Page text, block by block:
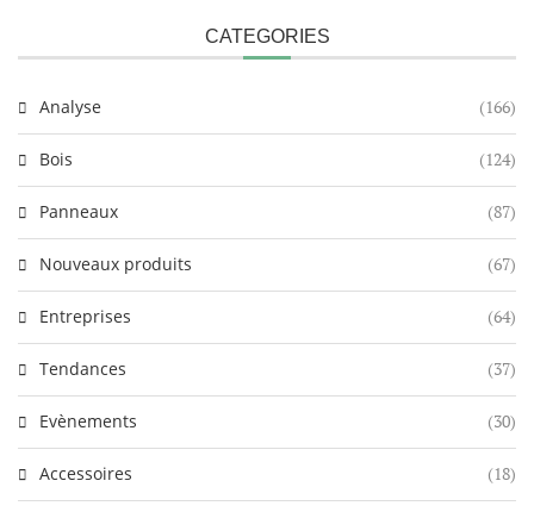
CATEGORIES
Analyse (166)
Bois (124)
Panneaux (87)
Nouveaux produits (67)
Entreprises (64)
Tendances (37)
Evènements (30)
Accessoires (18)